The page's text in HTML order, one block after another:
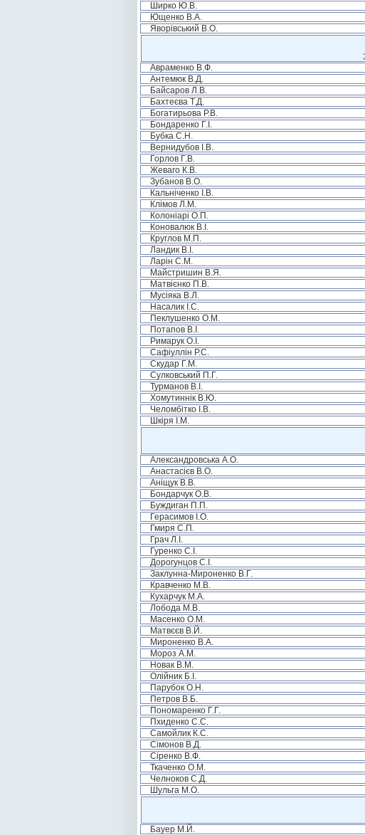
Ширко Ю.В.
Ющенко В.А.
Яворівський В.О.
Авраменко В.Ф.
Антемюк В.Д.
Байсаров Л.В.
Бахтеєва Т.Д.
Богатирьова Р.В.
Бондаренко Г.І.
Бубка С.Н.
Вернидубов І.В.
Горлов Г.В.
Жеваго К.В.
Зубанов В.О.
Кальніченко І.В.
Клімов Л.М.
Колоніарі О.П.
Коновалюк В.І.
Круглов М.П.
Ландик В.І.
Ларін С.М.
Майстришин В.Я.
Матвієнко П.В.
Мусіяка В.Л.
Насалик І.С.
Пеклушенко О.М.
Потапов В.І.
Римарук О.І.
Сафіуллін Р.С.
Скудар Г.М.
Сулковський П.Г.
Турманов В.І.
Хомутиннік В.Ю.
Челомбітко І.В.
Шкіря І.М.
Александровська А.О.
Анастасієв В.О.
Аніщук В.В.
Бондарчук О.В.
Буждиган П.П.
Герасимов І.О.
Гмиря С.П.
Грач Л.І.
Гуренко С.І.
Дорогунцов С.І.
Заклунна-Мироненко В.Г.
Кравченко М.В.
Кухарчук М.А.
Лобода М.В.
Масенко О.М.
Матвєєв В.Й.
Мироненко В.А.
Мороз А.М.
Новак В.М.
Олійник Б.І.
Парубок О.Н.
Петров В.Б.
Пономаренко Г.Г.
Пхиденко С.С.
Самойлик К.С.
Сімонов В.Д.
Сіренко В.Ф.
Ткаченко О.М.
Челноков С.Д.
Шульга М.О.
Бауер М.Й.